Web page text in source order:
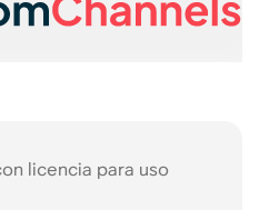
licencia para uso